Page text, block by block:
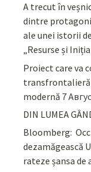
A trecut în
dintre
ale unei istorii
„Resurse și
Proiect care va
transfrontalieră
modernă 7
DIN LUMEA
Bloomberg:
dezamăgească
rateze șansa de